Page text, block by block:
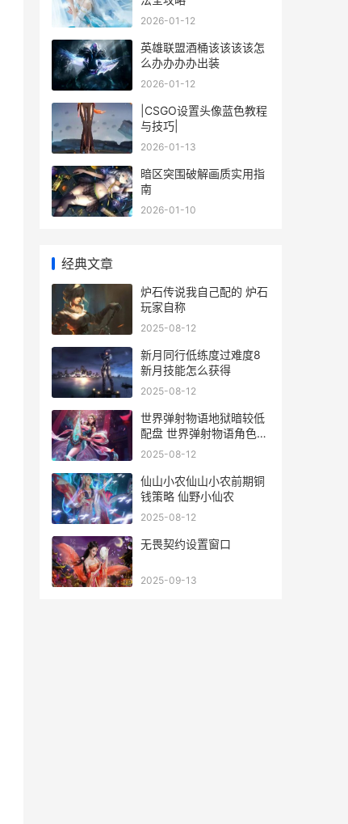
2026-01-12
英雄联盟酒桶该该该该怎
么办办办办出装
2026-01-12
|CSGO设置头像蓝色教程
与技巧|
2026-01-13
暗区突围破解画质实用指
南
2026-01-10
经典文章
炉石传说我自己配的 炉石
玩家自称
2025-08-12
新月同行低练度过难度8
新月技能怎么获得
2025-08-12
世界弹射物语地狱暗较低
配盘 世界弹射物语角色一
览
2025-08-12
仙山小农仙山小农前期铜
钱策略 仙野小仙农
2025-08-12
无畏契约设置窗口
2025-09-13